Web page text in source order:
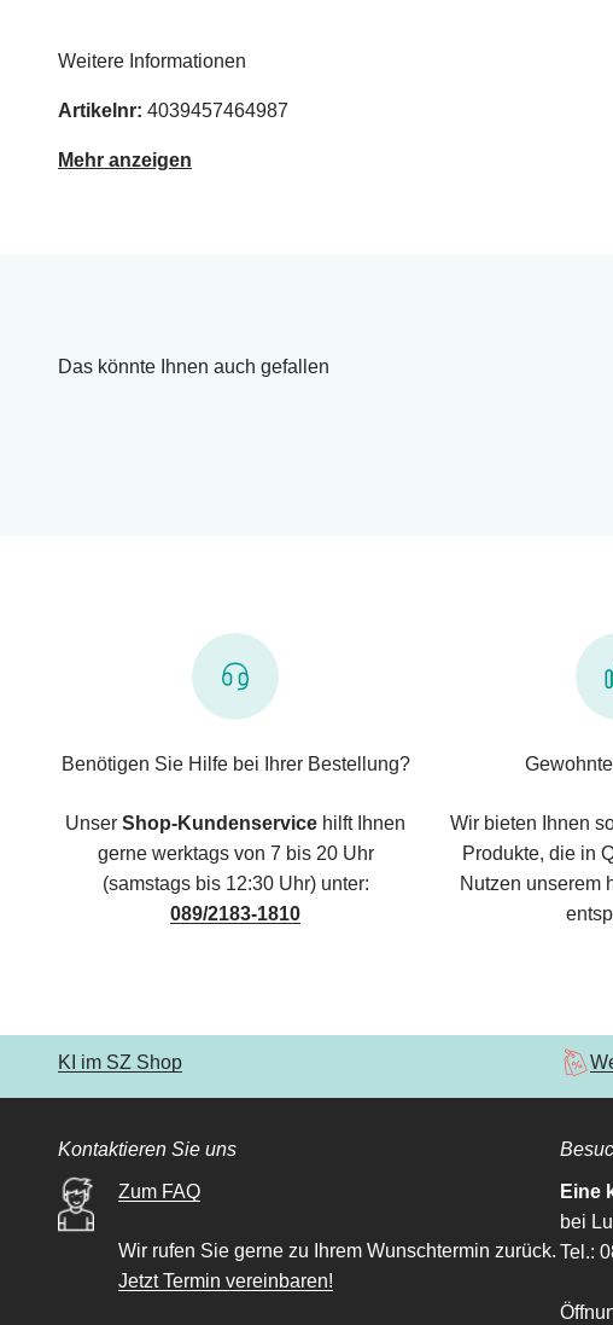
Weitere Informationen
Artikelnr: 4039457464987
Mehr anzeigen
Das könnte Ihnen auch gefallen
Benötigen Sie Hilfe bei Ihrer Bestellung?
Unser Shop-Kundenservice hilft Ihnen
gerne werktags von 7 bis 20 Uhr
(samstags bis 12:30 Uhr) unter:
089/2183-1810
Wir bieten Ihnen
Produkte, die in
Nutzen unserem
KI im SZ Shop
Kontaktieren Sie uns
Zum FAQ
Wir rufen Sie gerne zu Ihrem Wunschtermin zurück.
Jetzt Termin vereinbaren!
Eine
bei
Tel.: